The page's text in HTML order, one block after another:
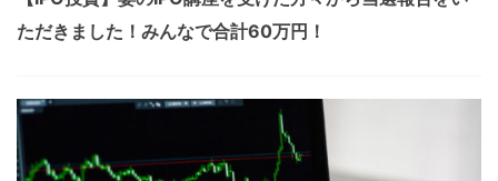
ただきました！みんなで合計60万円！